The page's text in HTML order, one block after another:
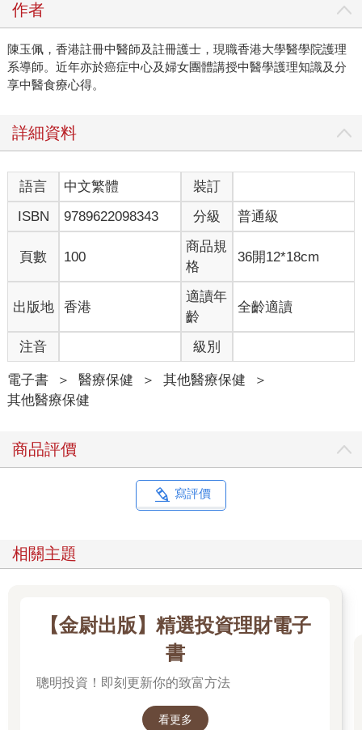
作者
陳玉佩，香港註冊中醫師及註冊護士，現職香港大學醫學院護理
系導師。近年亦於癌症中心及婦女團體講授中醫學護理知識及分
享中醫食療心得。
詳細資料
語言 中文繁體
裝訂
ISBN
9789622098343 分級 普通級
頁數 100
商品規
格
36開12*18cm
出版地 香港
適讀年
齡
全齡適讀
注音 級別
電子書 ＞ 醫療保健 ＞ 其他醫療保健
＞
其他醫療保健
商品評價
寫評價
相關主題
【金尉出版】精選投資理財電子
書
聰明投資！即刻更新你的致富方法
看更多